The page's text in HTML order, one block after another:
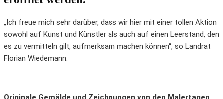
„Ich freue mich sehr darüber, dass wir hier mit einer tollen Aktion
sowohl auf Kunst und Künstler als auch auf einen Leerstand, den
es zu vermitteln gilt, aufmerksam machen können“, so Landrat
Florian Wiedemann.